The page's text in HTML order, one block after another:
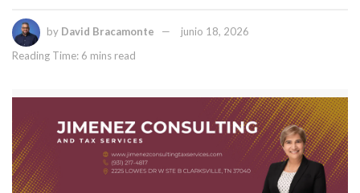
by David Bracamonte
junio 18, 2026
Reading Time: 6 mins read